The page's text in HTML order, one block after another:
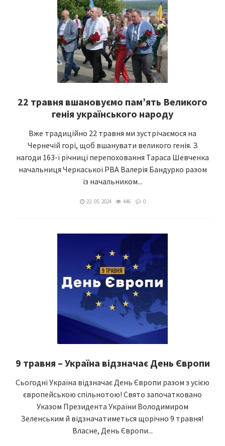
22 травня вшановуємо пам’ять Великого
генія українського народу
Вже традиційно 22 травня ми зустрічаємося на
Чернечій горі, щоб вшанувати великого генія. З
нагоди 163-ї річниці перепоховання Тараса Шевченка
начальниця Черкаської РВА Валерія Бандурко разом
із начальником...
22. 05. 2024 446 0
9 травня – Україна відзначає День Європи
Сьогодні Україна відзначає День Європи разом з усією
європейською спільнотою! Свято започатковано
Указом Президента України Володимиром
Зеленським й відзначатиметься щорічно 9 травня!
Власне, День Європи...